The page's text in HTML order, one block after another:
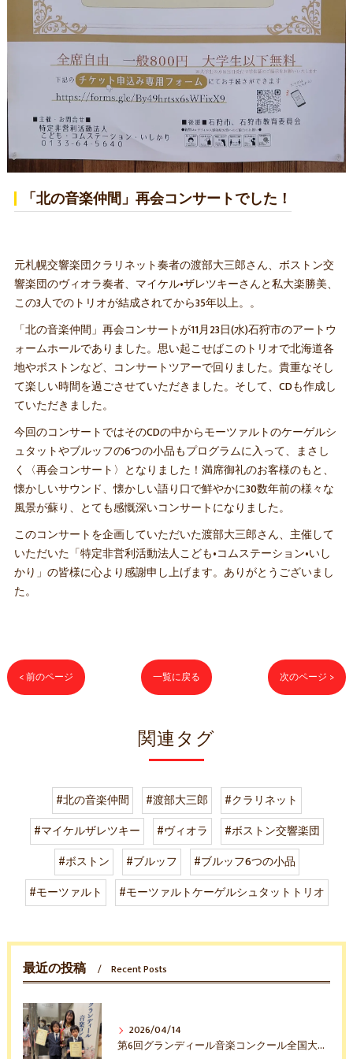
「北の音楽仲間」再会コンサートでした！
元札幌交響楽団クラリネット奏者の渡部大三郎さん、ボストン交
響楽団のヴィオラ奏者、マイケル•ザレツキーさんと私大楽勝美、
この3人でのトリオが結成されてから35年以上。。
「北の音楽仲間」再会コンサートが11月23日(水)石狩市のアートウ
ォームホールでありました。思い起こせばこのトリオで北海道各
地やボストンなど、コンサートツアーで回りました。貴重なそし
て楽しい時間を過ごさせていただきました。そして、CDも作成し
ていただきました。
今回のコンサートではそのCDの中からモーツァルトのケーゲルシ
ュタットやブルッフの6つの小品もプログラムに入って、まさし
く〈再会コンサート〉となりました！満席御礼のお客様のもと、
懐かしいサウンド、懐かしい語り口で鮮やかに30数年前の様々な
風景が蘇り、とても感慨深いコンサートになりました。
このコンサートを企画していただいた渡部大三郎さん、主催して
いただいた「特定非営利活動法人こども•コムステーション•いし
かり」の皆様に心より感謝申し上げます。ありがとうございまし
た。
< 前のページ 一覧に戻る 次のページ >
関連タグ
#北の音楽仲間 #渡部大三郎
#クラリネット
#マイケルザレツキー
#ヴィオラ
#ボストン交響楽団
#ボストン
#ブルッフ
#ブルッフ6つの小品
#モーツァルト
#モーツァルトケーゲルシュタットトリオ
最近の投稿 Recent Posts
2026/04/14
第6回グランディール音楽コンクール全国大会入賞おめでとう！